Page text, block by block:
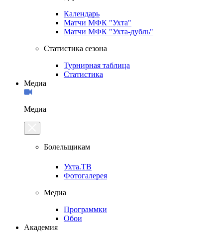
Календарь
Матчи МФК "Ухта"
Матчи МФК "Ухта-дубль"
Статистика сезона
Турнирная таблица
Статистика
Медиа
Медиа
Болельщикам
Ухта.ТВ
Фотогалерея
Медиа
Программки
Обои
Академия